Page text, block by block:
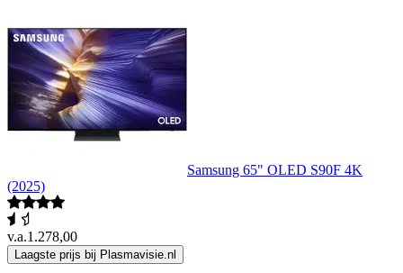
Samsung 65" OLED S90F 4K
(2025)
v.a.1.278,00
Laagste prijs bij Plasmavisie.nl